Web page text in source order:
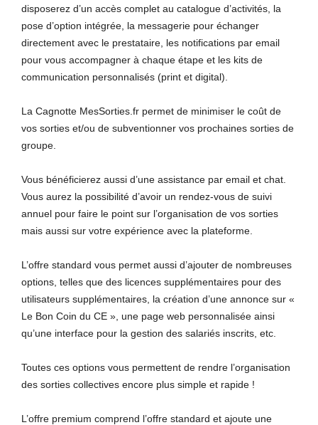
disposerez d’un accès complet au catalogue d’activités, la
pose d’option intégrée, la messagerie pour échanger
directement avec le prestataire, les notifications par email
pour vous accompagner à chaque étape et les kits de
communication personnalisés (print et digital).
La Cagnotte MesSorties.fr permet de minimiser le coût de
vos sorties et/ou de subventionner vos prochaines sorties de
groupe.
Vous bénéficierez aussi d’une assistance par email et chat.
Vous aurez la possibilité d’avoir un rendez-vous de suivi
annuel pour faire le point sur l’organisation de vos sorties
mais aussi sur votre expérience avec la plateforme.
L’offre standard vous permet aussi d’ajouter de nombreuses
options, telles que des licences supplémentaires pour des
utilisateurs supplémentaires, la création d’une annonce sur «
Le Bon Coin du CE », une page web personnalisée ainsi
qu’une interface pour la gestion des salariés inscrits, etc.
Toutes ces options vous permettent de rendre l’organisation
des sorties collectives encore plus simple et rapide !
L’offre premium comprend l’offre standard et ajoute une